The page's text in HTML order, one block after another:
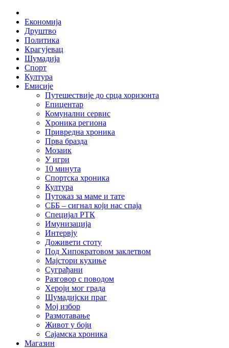
Skip
content
Економија
Друштво
Политика
Крагујевац
Шумадија
Спорт
Култура
Емисије
Путешествије до срца хоризонта
Епицентар
Комунални сервис
Хроника региона
Привредна хроника
Прва бразда
Мозаик
У игри
10 минута
Спортска хроника
Култура
Путоказ за маме и тате
СББ – сигнал који нас спаја
Специјал РТК
Имунизација
Интервју
Доживети стоту
Под Хипократовом заклетвом
Мајстори кухиње
Суграђани
Разговор с поводом
Хероји мог града
Шумадијски праг
Мој избор
Размотавање
Живот у боји
Сајамска хроника
Магазин